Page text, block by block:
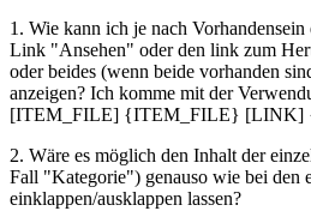
1. Wie kann ich je nach Vorhandensein
Link "Ansehen" oder den link zum
oder beides (wenn beide vorhanden
anzeigen? Ich komme mit der
[ITEM_FILE] {ITEM_FILE} [LINK]
2. Wäre es möglich den Inhalt der
Fall "Kategorie") genauso wie bei den
einklappen/ausklappen lassen?